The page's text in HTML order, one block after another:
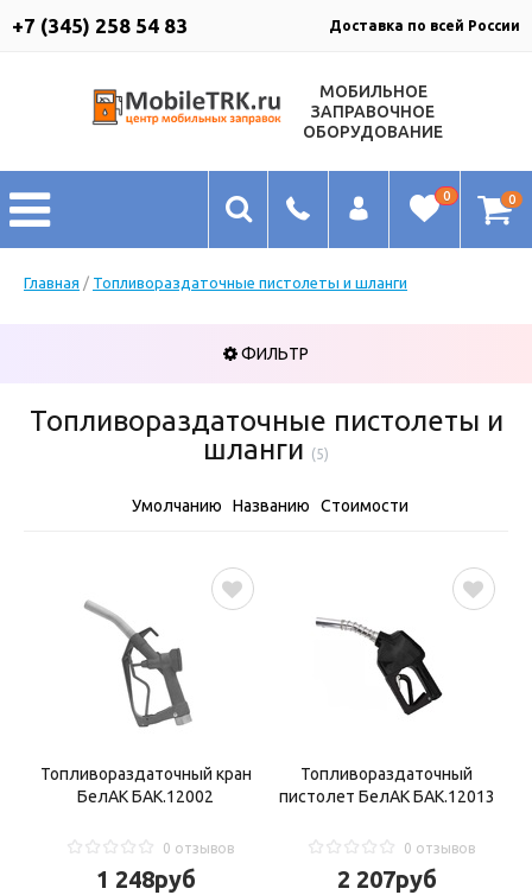
+7 (345) 258 54 83 Доставка по всей России
МОБИЛЬНОЕ
ЗАПРАВОЧНОЕ
ОБОРУДОВАНИЕ
0 0
Главная / Топливораздаточные пистолеты и шланги
ФИЛЬТР
Топливораздаточные пистолеты и
шланги
(5)
Умолчанию Названию Стоимости

Топливораздаточный кран
БелАК БАК.12002
0 отзывов
1 248руб

Топливораздаточный
пистолет БелАК БАК.12013
0 отзывов
2 207руб